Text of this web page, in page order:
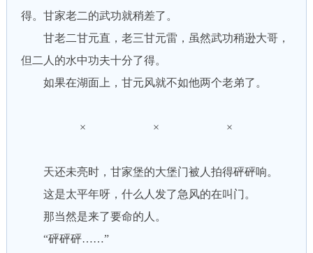
得。甘家老二的武功就稍差了。
甘老二甘元直，老三甘元雷，虽然武功稍逊大哥，
但二人的水中功夫十分了得。
如果在湖面上，甘元风就不如他两个老弟了。
× × ×
天还未亮时，甘家堡的大堡门被人拍得砰砰响。
这是太平年呀，什么人发了急风的在叫门。
那当然是来了要命的人。
“砰砰砰……”